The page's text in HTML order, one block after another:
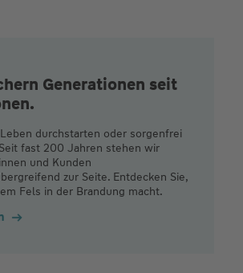
Generationen seit
durchstarten oder sorgenfrei
fast 200 Jahren stehen wir
und Kunden
zur Seite. Entdecken Sie,
Fels in der Brandung macht.